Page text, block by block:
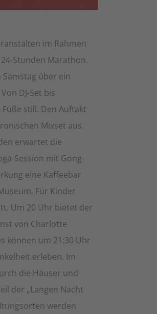
im Rahmen
Stunden Marathon.
über ein
DJ-Set bis
still. Den Auftakt
Mixset aus
erwartet die
Session mit Gong-
eine Kaffeebar
Für Kinder
Um 20 Uhr bietet der
von Charlotte
können um 21:30 Uhr
erleben. Im
die Häuser und
der „Langen Nacht
werden